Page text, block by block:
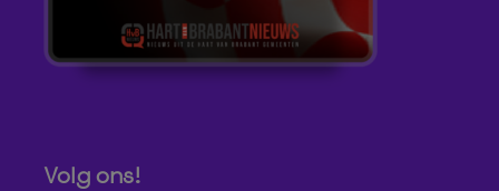
Volg ons!